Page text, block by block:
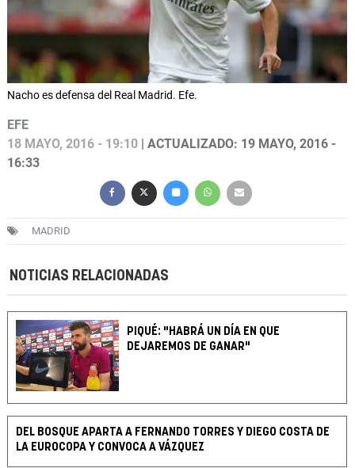
Nacho es defensa del Real Madrid. Efe.
EFE
18 MAYO, 2016 - 19:10 | ACTUALIZADO: 19 MAYO, 2016 -
16:33
MADRID
NOTICIAS RELACIONADAS
PIQUÉ: "HABRÁ UN DÍA EN QUE
DEJAREMOS DE GANAR"
DEL BOSQUE APARTA A FERNANDO TORRES Y DIEGO COSTA DE
LA EUROCOPA Y CONVOCA A VÁZQUEZ